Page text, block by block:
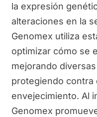
la expresión
alteraciones en la
Genomex utiliza
optimizar cómo se
mejorando
protegiendo contra
envejecimiento. Al
Genomex